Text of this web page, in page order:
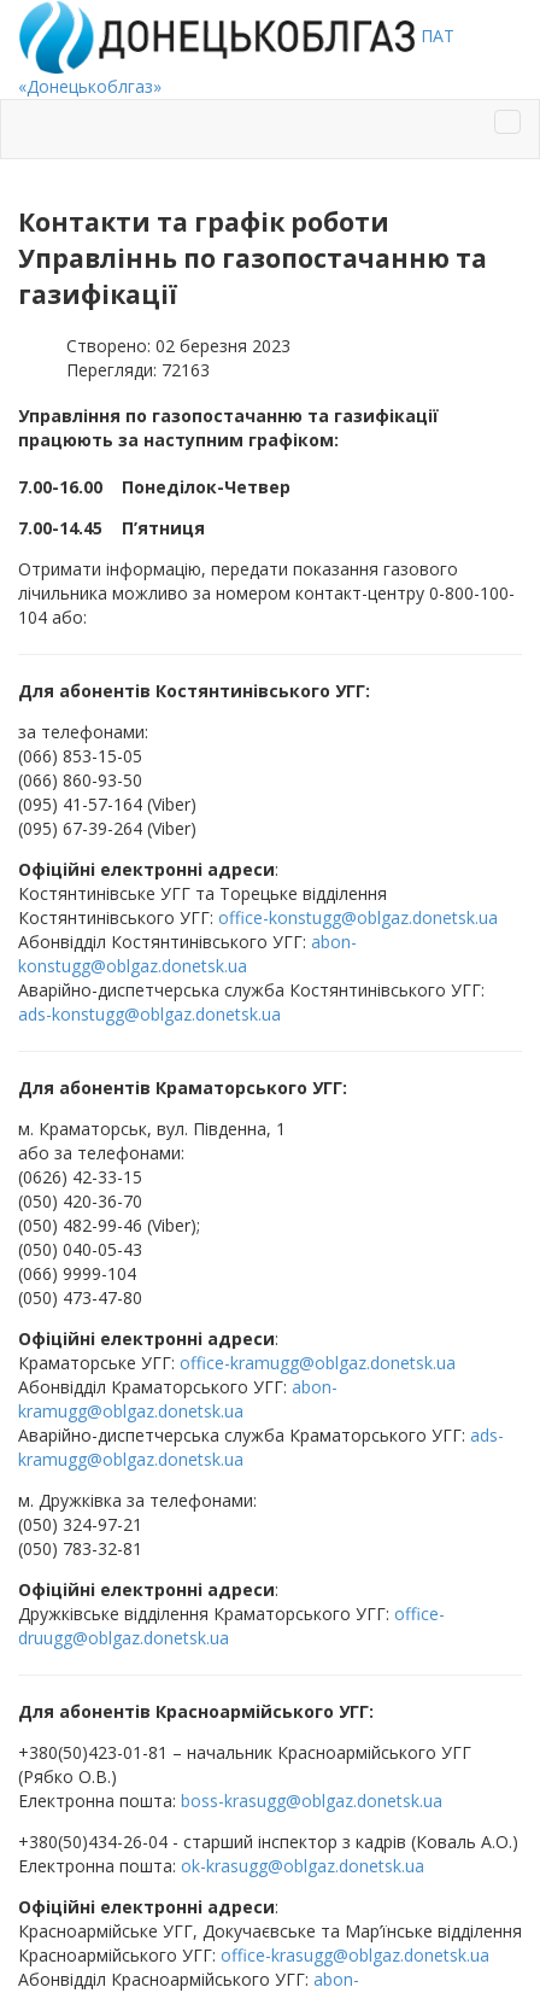
ПАТ
«Донецькоблгаз»
Контакти та графік роботи
Управліннь по газопостачанню та
газифікації
Створено: 02 березня 2023
Перегляди: 72163
Управління по газопостачанню та газифікації
працюють за наступним графіком:
7.00-16.00 Понеділок-Четвер
7.00-14.45 П’ятниця
Отримати інформацію, передати показання газового
лiчильника можливо за номером контакт-центру 0-800-100-
104 або:
Для абонентів Костянтинівського УГГ:
за телефонами:
(066) 853-15-05
(066) 860-93-50
(095) 41-57-164 (Viber)
(095) 67-39-264 (Viber)
Офіційні електронні адреси:
Костянтинівське УГГ та Торецьке відділення
Костянтинівського УГГ: office-konstugg@oblgaz.donetsk.ua
Абонвідділ Костянтинівського УГГ: abon-
konstugg@oblgaz.donetsk.ua
Аварійно-диспетчерська служба Костянтинівського УГГ:
ads-konstugg@oblgaz.donetsk.ua
Для абонентів Краматорського УГГ:
м. Краматорськ, вул. Південна, 1
або за телефонами:
(0626) 42-33-15
(050) 420-36-70
(050) 482-99-46 (Viber);
(050) 040-05-43
(066) 9999-104
(050) 473-47-80
Офіційні електронні адреси:
Краматорське УГГ: office-kramugg@oblgaz.donetsk.ua
Абонвідділ Краматорського УГГ: abon-
kramugg@oblgaz.donetsk.ua
Аварійно-диспетчерська служба Краматорського УГГ: ads-
kramugg@oblgaz.donetsk.ua
м. Дружківка за телефонами:
(050) 324-97-21
(050) 783-32-81
Офіційні електронні адреси:
Дружківське відділення Краматорського УГГ: office-
druugg@oblgaz.donetsk.ua
Для абонентів Красноармійського УГГ:
+380(50)423-01-81 – начальник Красноармійського УГГ
(Рябко О.В.)
Електронна пошта: boss-krasugg@oblgaz.donetsk.ua
+380(50)434-26-04 - старший інспектор з кадрів (Коваль А.О.)
Електронна пошта: ok-krasugg@oblgaz.donetsk.ua
Офіційні електронні адреси:
Красноармійське УГГ, Докучаєвське та Мар’їнське відділення
Красноармійського УГГ: office-krasugg@oblgaz.donetsk.ua
Абонвідділ Красноармійського УГГ: abon-